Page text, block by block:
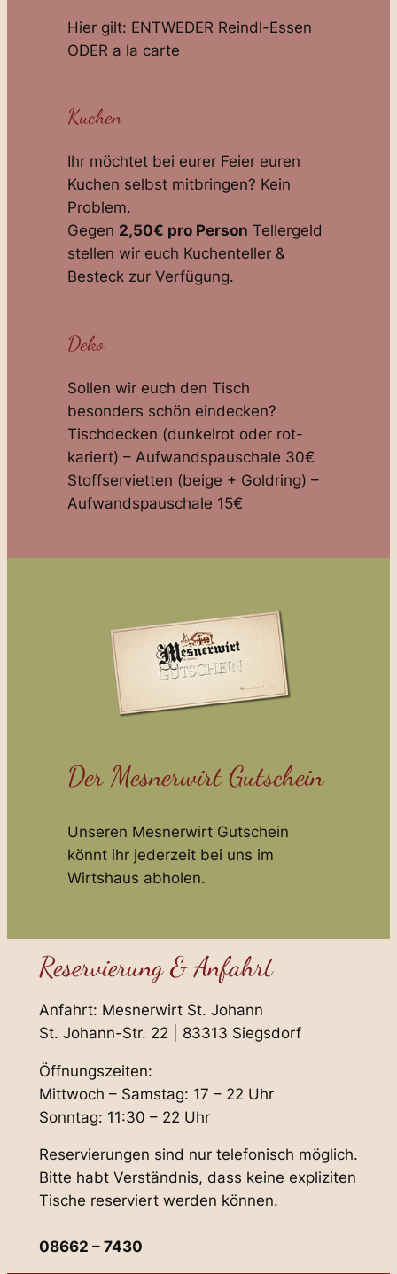
Hier gilt: ENTWEDER Reindl-Essen
ODER a la carte
Kuchen
Ihr möchtet bei eurer Feier euren
Kuchen selbst mitbringen? Kein
Problem.
Gegen 2,50€ pro Person Tellergeld
stellen wir euch Kuchenteller &
Besteck zur Verfügung.
Deko
Sollen wir euch den Tisch
besonders schön eindecken?
Tischdecken (dunkelrot oder rot-
kariert) – Aufwandspauschale 30€
Stoffservietten (beige + Goldring) –
Aufwandspauschale 15€
Der Mesnerwirt Gutschein
Unseren Mesnerwirt Gutschein
könnt ihr jederzeit bei uns im
Wirtshaus abholen.
Reservierung & Anfahrt
Anfahrt: Mesnerwirt St. Johann
St. Johann-Str. 22 | 83313 Siegsdorf
Öffnungszeiten:
Mittwoch – Samstag: 17 – 22 Uhr
Sonntag: 11:30 – 22 Uhr
Reservierungen sind nur telefonisch möglich.
Bitte habt Verständnis, dass keine expliziten
Tische reserviert werden können.
08662 – 7430